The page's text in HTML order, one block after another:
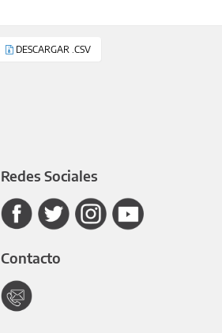
DESCARGAR .CSV
Redes Sociales
Contacto